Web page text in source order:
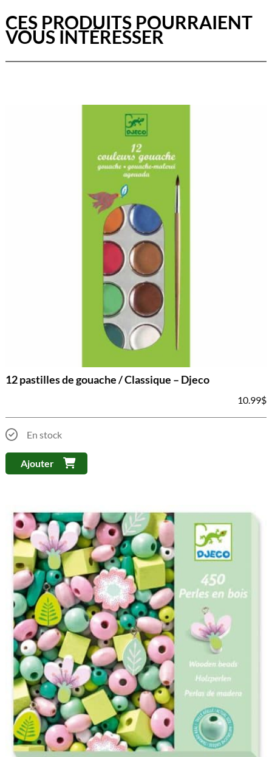
CES PRODUITS POURRAIENT
VOUS INTÉRESSER
12 pastilles de gouache / Classique – Djeco
10.99$
En stock
Ajouter